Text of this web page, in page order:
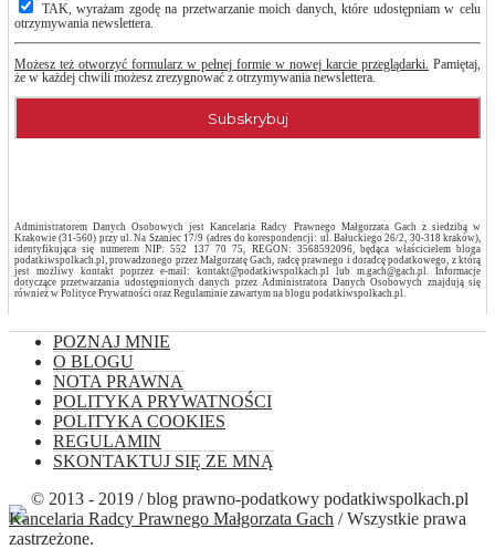
TAK, wyrażam zgodę na przetwarzanie moich danych, które udostępniam w celu
otrzymywania newslettera.
Możesz też otworzyć formularz w pełnej formie w nowej karcie przeglądarki. Pamiętaj,
że w każdej chwili możesz zrezygnować z otrzymywania newslettera.
Administratorem Danych Osobowych jest Kancelaria Radcy Prawnego Małgorzata Gach z siedzibą w
Krakowie (31-560) przy ul. Na Szaniec 17/9 (adres do korespondencji: ul. Bałuckiego 26/2, 30-318 kraków),
identyfikująca się numerem NIP: 552 137 70 75, REGON: 3568592096, będąca właścicielem bloga
podatkiwspolkach.pl, prowadzonego przez Małgorzatę Gach, radcę prawnego i doradcę podatkowego, z którą
jest możliwy kontakt poprzez e-mail: kontakt@podatkiwspolkach.pl lub m.gach@gach.pl. Informacje
dotyczące przetwarzania udostępnionych danych przez Administratora Danych Osobowych znajdują się
również w Polityce Prywatności oraz Regulaminie zawartym na blogu podatkiwspolkach.pl.
POZNAJ MNIE
O BLOGU
NOTA PRAWNA
POLITYKA PRYWATNOŚCI
POLITYKA COOKIES
REGULAMIN
SKONTAKTUJ SIĘ ZE MNĄ
© 2013 - 2019 / blog prawno-podatkowy podatkiwspolkach.pl
Kancelaria Radcy Prawnego Małgorzata Gach / Wszystkie prawa
zastrzeżone.